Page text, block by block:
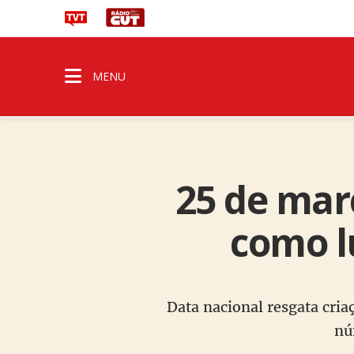
MENU
25 de
como
Data nacional resgata